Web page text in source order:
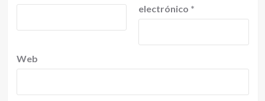
electrónico *
Web